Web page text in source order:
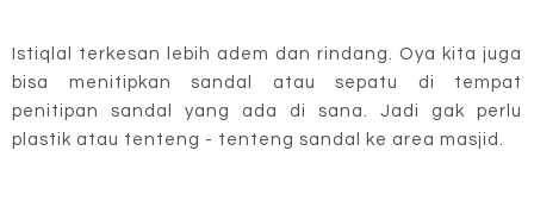
Istiqlal terkesan lebih adem dan rindang. Oya kita juga
bisa menitipkan sandal atau sepatu di tempat
penitipan sandal yang ada di sana. Jadi gak perlu
plastik atau tenteng - tenteng sandal ke area masjid.